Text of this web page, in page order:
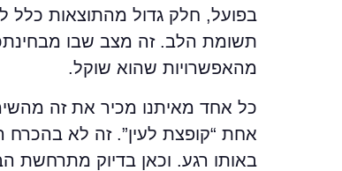
בפועל, חלק גדול מהתוצאות כלל
תשומת הלב. זה מצב שבו
מהאפשרויות שהוא שוקל.
כל אחד מאיתנו מכיר את זה
אחת “קופצת לעין”. זה לא בהכרח
באותו רגע. וכאן בדיוק מתרחשת